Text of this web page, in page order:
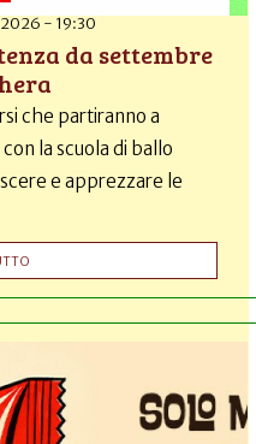
- 19:30
da settembre
che partiranno a
la scuola di ballo
e apprezzare le